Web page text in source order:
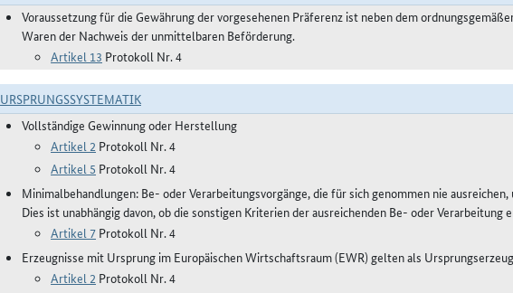
Voraussetzung für die Gewährung der vorgesehenen Präferenz ist neben dem
Waren der Nachweis der unmittelbaren Beförderung.
Artikel 13 Protokoll Nr. 4
URSPRUNGSSYSTEMATIK
Vollständige Gewinnung oder Herstellung
Artikel 2 Protokoll Nr. 4
Artikel 5 Protokoll Nr. 4
Minimalbehandlungen: Be- oder Verarbeitungsvorgänge, die für sich genommen nie
Dies ist unabhängig davon, ob die sonstigen Kriterien der ausreichenden Be- oder
Artikel 7 Protokoll Nr. 4
Erzeugnisse mit Ursprung im Europäischen Wirtschaftsraum (EWR) gelten als
Artikel 2 Protokoll Nr. 4